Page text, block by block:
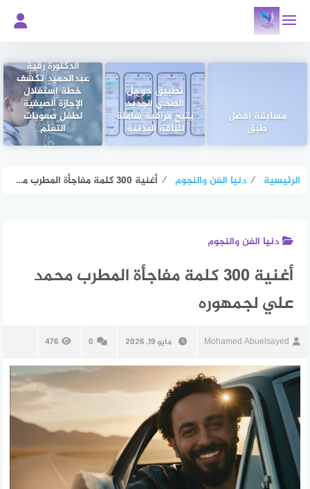
المحتوى
مسابقة افضل
طبق
تطبيق جوجل
الصحي الجديد
يتيح مراقبة شاملة
للياقة البدنية
الدكتورة رقية
عبدالحميد تكشف
خطة استغلال
الإجازة الصيفية
لطفل صعوبات
التعلم
الرئيسية ⁄ دنيا الفن والنجوم ⁄ أغنية 300 كلمة مفاجأة المطرب محمد علي لجمهوره
دنيا الفن والنجوم
أغنية 300 كلمة مفاجأة المطرب محمد
علي لجمهوره
Mohamed Abuelsayed مايو 19, 2026 0
476